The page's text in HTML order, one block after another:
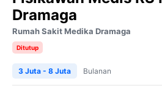
Dramaga
Rumah Sakit Medika Dramaga
Ditutup
3 Juta - 8 Juta Bulanan